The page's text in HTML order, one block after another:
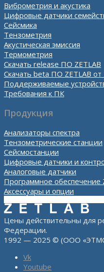
Виброметрия и акустика
Цифровые датчики
Сейсмика
Тензометрия
Акустическая эмиссия
Термометрия
Скачать release ПО ZETLAB
Скачать beta ПО ZETLAB от
Поддерживаемые
Требования к ПК
Продукция
Анализаторы спектра
Тензометрические станции
Сейсмостанции
Цифровые датчики и
Аналоговые датчики
Программное обеспечение
Аксессуары и опции
Цены действительны для
Федерации.
1992 — 2025 © (ООО
Vk
Youtube